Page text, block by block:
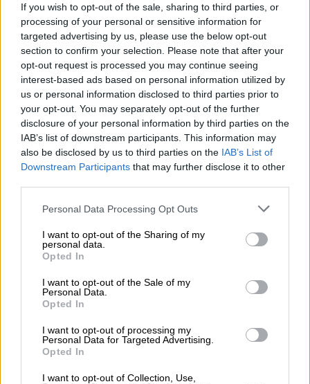
If you wish to opt-out of the sale, sharing to third parties, or
processing of your personal or sensitive information for
targeted advertising by us, please use the below opt-out
section to confirm your selection. Please note that after your
opt-out request is processed you may continue seeing
interest-based ads based on personal information utilized by
us or personal information disclosed to third parties prior to
your opt-out. You may separately opt-out of the further
disclosure of your personal information by third parties on the
IAB’s list of downstream participants. This information may
also be disclosed by us to third parties on the IAB’s List of
Downstream Participants that may further disclose it to other
Please note that this website/app uses one or more Google
not limited to your visit or usage behaviour. You may click to
grant or deny consent to Google and its third-party tags to
use your data for below specified purposes in below Google
consent section.
Personal Data Processing Opt Outs
I want to opt-out of the Sharing of my
personal data.
Opted In
I want to opt-out of the Sale of my
Personal Data.
Opted In
I want to opt-out of processing my
Personal Data for Targeted Advertising.
Opted In
I want to opt-out of Collection, Use,
Κόσμος|23.04.2023 16:25
Ευρωζώνη: Τέλος στα σενάρια για
ύφεση - Τι προβλέπουν αναλυτές για την
ανάπτυξη και τι μέλλει γενέσθαι
Η διάμεση πρόβλεψη 31 αναλυτών, που
ρωτήθηκαν από το Bloomberg, ήταν ότι το